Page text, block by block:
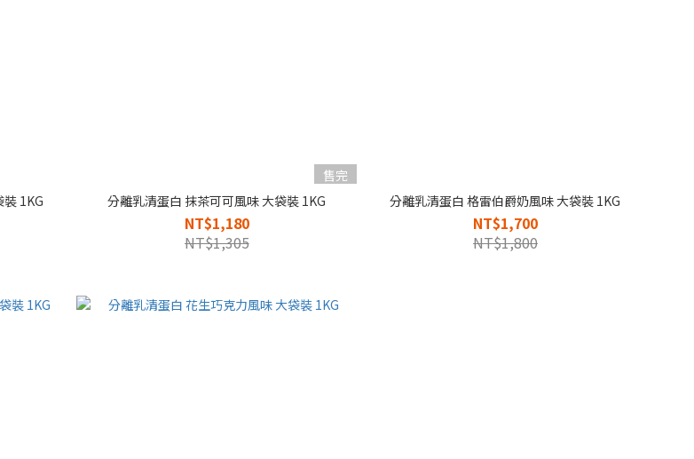
1KG
售完
分離乳清蛋白 抹茶可可風味 大袋裝 1KG
NT$1,180
NT$1,305
分離乳清蛋白 格雷伯爵奶風味 大袋裝 1KG
NT$1,700
NT$1,800